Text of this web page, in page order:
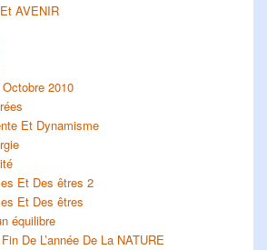
AVENIR
2010
Et Dynamisme
Et Des êtres 2
Et Des êtres
équilibre
De L’année De La NATURE